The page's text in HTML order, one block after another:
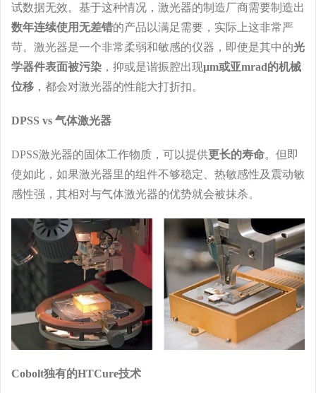
试数据无效。基于这种情况，激光器的制造厂商需要制造出
数年连续使用无差错的产品以满足需要，实际上这非常严
苛。激光器是一个非常柔弱和敏感的仪器，即使是其中的光
学器件表面被污染 ，抑或是谐振腔出现μm或亚mrad的机械
位移 ，都会对激光器的性能大打折扣。
DPSS vs 气体激光器
DPSS激光器的固体工作物质，可以提供更长的寿命。但即
使如此，如果激光器里的组件不够稳定、热敏感性及震动敏
感性强，其相对与气体激光器的优势就会被抹杀。
Cobolt独有的HTCure技术